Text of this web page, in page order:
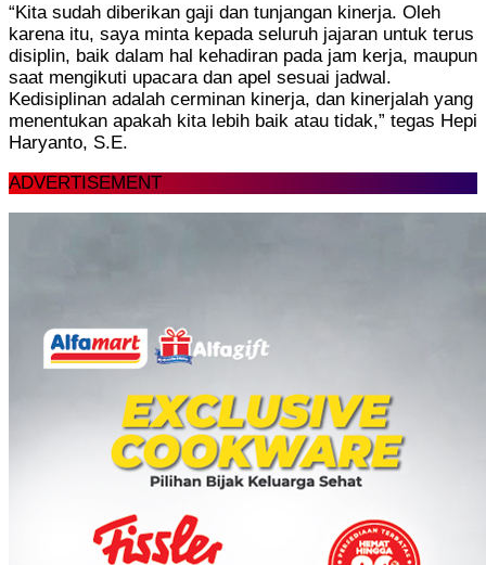
“Kita sudah diberikan gaji dan tunjangan kinerja. Oleh
karena itu, saya minta kepada seluruh jajaran untuk terus
disiplin, baik dalam hal kehadiran pada jam kerja, maupun
saat mengikuti upacara dan apel sesuai jadwal.
Kedisiplinan adalah cerminan kinerja, dan kinerjalah yang
menentukan apakah kita lebih baik atau tidak,” tegas Hepi
Haryanto, S.E.
ADVERTISEMENT